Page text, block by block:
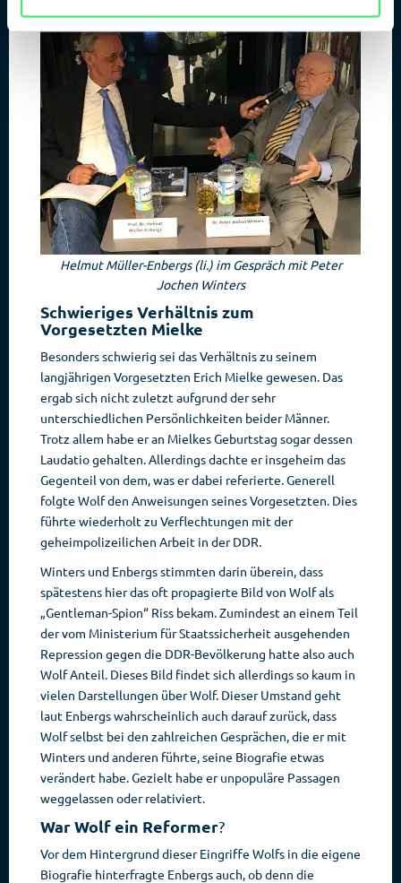
Helmut Müller-Enbergs (li.) im Gespräch mit Peter
Jochen Winters
Schwieriges Verhältnis zum
Vorgesetzten Mielke
Besonders schwierig sei das Verhältnis zu seinem
langjährigen Vorgesetzten Erich Mielke gewesen. Das
ergab sich nicht zuletzt aufgrund der sehr
unterschiedlichen Persönlichkeiten beider Männer.
Trotz allem habe er an Mielkes Geburtstag sogar dessen
Laudatio gehalten. Allerdings dachte er insgeheim das
Gegenteil von dem, was er dabei referierte. Generell
folgte Wolf den Anweisungen seines Vorgesetzten. Dies
führte wiederholt zu Verflechtungen mit der
geheimpolizeilichen Arbeit in der DDR.
Winters und Enbergs stimmten darin überein, dass
spätestens hier das oft propagierte Bild von Wolf als
„Gentleman-Spion“ Riss bekam. Zumindest an einem Teil
der vom Ministerium für Staatssicherheit ausgehenden
Repression gegen die DDR-Bevölkerung hatte also auch
Wolf Anteil. Dieses Bild findet sich allerdings so kaum in
vielen Darstellungen über Wolf. Dieser Umstand geht
laut Enbergs wahrscheinlich auch darauf zurück, dass
Wolf selbst bei den zahlreichen Gesprächen, die er mit
Winters und anderen führte, seine Biografie etwas
verändert habe. Gezielt habe er unpopuläre Passagen
weggelassen oder relativiert.
War Wolf ein Reformer?
Vor dem Hintergrund dieser Eingriffe Wolfs in die eigene
Biografie hinterfragte Enbergs auch, ob denn die